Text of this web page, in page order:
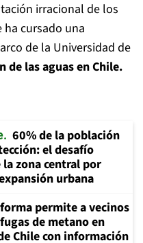
irracional de los
ha cursado una
de la Universidad de
las aguas en Chile.
60% de la población
el desafío
zona central por
urbana
permite a vecinos
de metano en
Chile con información